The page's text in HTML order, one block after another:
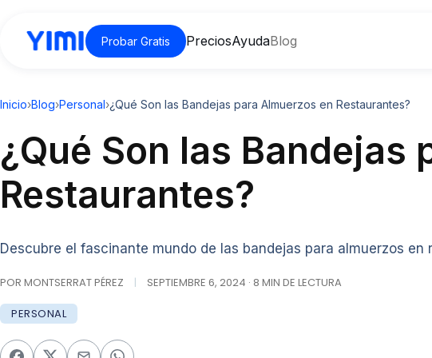
Probar Gratis PreciosAyudaBlog
Inicio›Blog›Personal›¿Qué Son las Bandejas para Almuerzos en Restaurantes?
¿Qué Son las Bandejas
Restaurantes?
Descubre el fascinante mundo de las bandejas para almuerzos en
POR MONTSERRAT PÉREZ | SEPTIEMBRE 6, 2024 · 8 MIN DE LECTURA
PERSONAL